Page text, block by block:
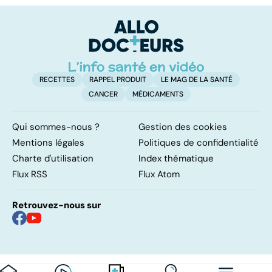
lumbago
RECETTES RAPPEL PRODUIT
LE MAG DE LA SANTÉ
CANCER
MÉDICAMENTS
Qui sommes-nous ?
Gestion des cookies
Mentions légales
Politiques de confidentialité
Charte d'utilisation
Index thématique
Flux RSS
Flux Atom
Retrouvez-nous sur